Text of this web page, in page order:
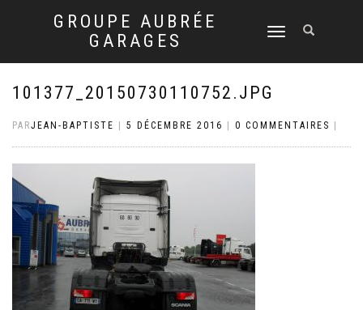
GROUPE AUBRÉE
GARAGES
DÉPLIER
NAVIGATION
101377_20150730110752.JPG
PARJEAN-BAPTISTE 5 DÉCEMBRE 2016 0 COMMENTAIRES